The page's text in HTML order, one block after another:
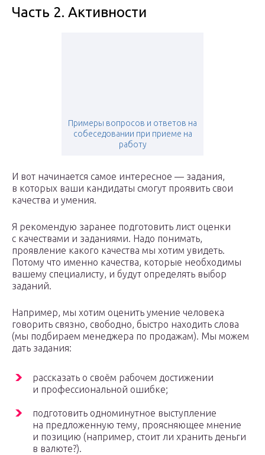
Часть 2. Активности
Примеры вопросов и ответов на
собеседовании при приеме на
работу
И вот начинается самое интересное — задания,
в которых ваши кандидаты смогут проявить свои
качества и умения.
Я рекомендую заранее подготовить лист оценки
с качествами и заданиями. Надо понимать,
проявление какого качества мы хотим увидеть.
Потому что именно качества, которые необходимы
вашему специалисту, и будут определять выбор
заданий.
Например, мы хотим оценить умение человека
говорить связно, свободно, быстро находить слова
(мы подбираем менеджера по продажам). Мы можем
дать задания:
рассказать о своём рабочем достижении
и профессиональной ошибке;
подготовить одноминутное выступление
на предложенную тему, проясняющее мнение
и позицию (например, стоит ли хранить деньги
в валюте?).